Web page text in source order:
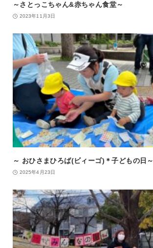
～さとっこちゃん&赤ちゃん食堂～
2023年11月3日
～ おひさまひろば(ビィーゴ)＊子どもの日～
2025年4月23日